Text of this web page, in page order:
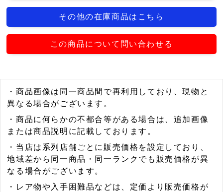
その他の在庫商品はこちら
この商品について問い合わせる
・商品画像は同一商品間で再利用しており、現物と
異なる場合がございます。
・商品に何らかの不都合等がある場合は、追加画像
または商品説明に記載しております。
・当店は系列店舗ごとに販売価格を設定しており、
地域差から同一商品・同一ランクでも販売価格が異
なる場合がございます。
・レア物や入手困難品などは、定価より販売価格が